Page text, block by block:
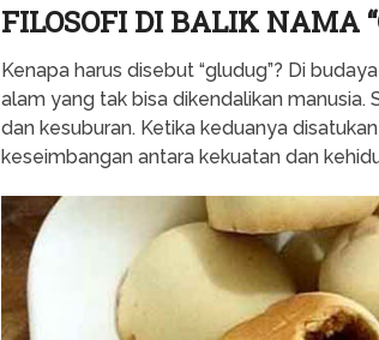
FILOSOFI DI BALIK NAMA
Kenapa harus disebut “gludug”? Di
alam yang tak bisa dikendalikan
dan kesuburan. Ketika keduanya
keseimbangan antara kekuatan dan